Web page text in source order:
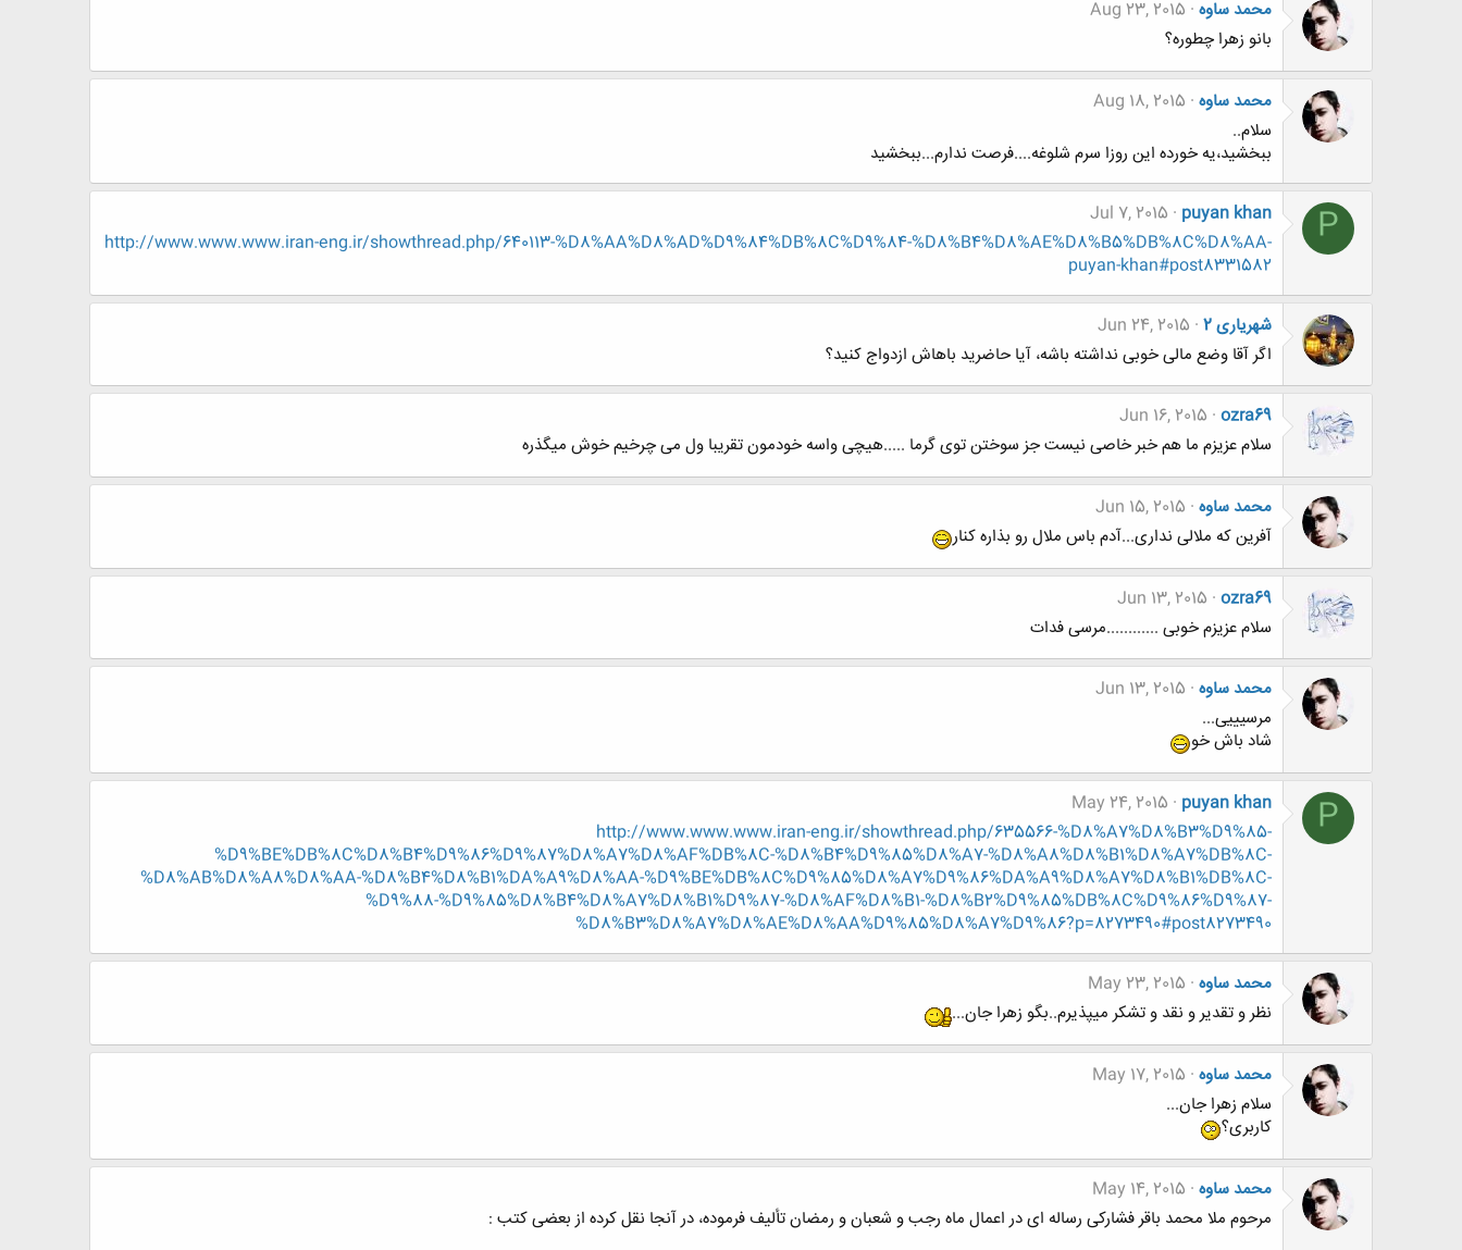
محمد ساوه Aug 23, 2015
بانو زهرا چطوره؟
محمد ساوه Aug 18, 2015
سلام..
ببخشید،یه خورده این روزا سرم شلوغه....فرصت ندارم...ببخشید
P
puyan khan
Jul 7, 2015
http://www.www.www.iran-eng.ir/showthread.php/640113-%D8%AA%D8%AD%D9%84%DB%8C%D9%84-%D8%B4%D8%AE%D8%B5%DB%8C%D8%AA-
puyan-khan#post8331582
شهریاری 2
Jun 24, 2015
اگر آقا وضع مالی خوبی نداشته باشه، آیا حاضرید باهاش ازدواج کنید؟
ozra69
Jun 16, 2015
سلام عزیزم ما هم خبر خاصی نیست جز سوختن توی گرما .....هیچی واسه خودمون تقریبا ول می چرخیم خوش میگذره
محمد ساوه Jun 15, 2015
آفرین که ملالی نداری...آدم باس ملال رو بذاره کنار
ozra69
Jun 13, 2015
سلام عزیزم خوبی ............مرسی فدات
محمد ساوه Jun 13, 2015
مرسیییی...
شاد باش خو
P
puyan khan
May 24, 2015
http://www.www.www.iran-eng.ir/showthread.php/635566-%D8%A7%D8%B3%D9%85-
%D9%BE%DB%8C%D8%B4%D9%86%D9%87%D8%A7%D8%AF%DB%8C-%D8%B4%D9%85%D8%A7-%D8%A8%D8%B1%D8%A7%DB%8C-
%D8%AB%D8%A8%D8%AA-%D8%B4%D8%B1%DA%A9%D8%AA-%D9%BE%DB%8C%D9%85%D8%A7%D9%86%DA%A9%D8%A7%D8%B1%DB%8C-
%D9%88-%D9%85%D8%B4%D8%A7%D8%B1%D9%87-%D8%AF%D8%B1-%D8%B2%D9%85%DB%8C%D9%86%D9%87-
%D8%B3%D8%A7%D8%AE%D8%AA%D9%85%D8%A7%D9%86?p=8273490#post8273490
محمد ساوه May 23, 2015
نظر و تقدیر و نقد و تشکر میپذیرم..بگو زهرا جان...
محمد ساوه May 17, 2015
سلام زهرا جان...
کاربری؟
محمد ساوه May 14, 2015
مرحوم ملا محمد باقر فشارکی رساله ای در اعمال ماه رجب و شعبان و رمضان تألیف فرموده، در آنجا نقل کرده از بعضی کتب :